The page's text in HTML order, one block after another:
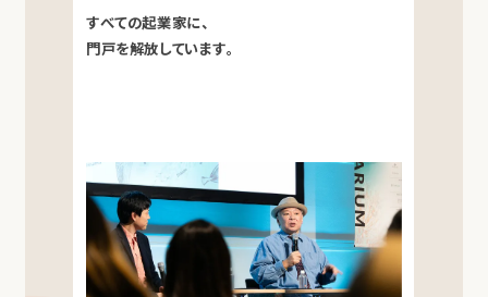
すべての起業家に、
門戸を解放しています。